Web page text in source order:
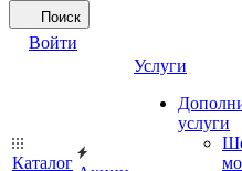
Поиск
Войти
Каталог
Услуги
услуги